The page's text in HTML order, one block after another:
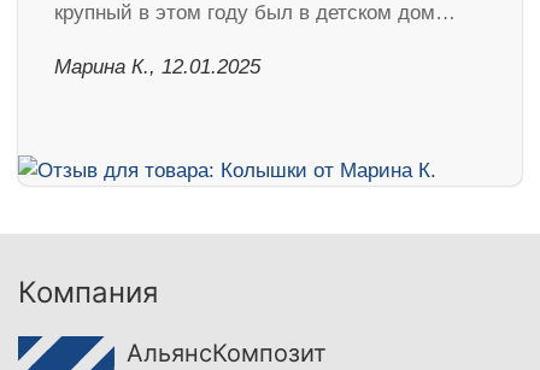
крупный в этом году был в детском дом…
Марина К., 12.01.2025
Компания
АльянсКомпозит